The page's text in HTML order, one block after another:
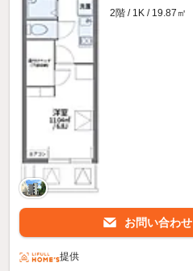
2階 / 1K / 19.87㎡
お問い合わせ
提供